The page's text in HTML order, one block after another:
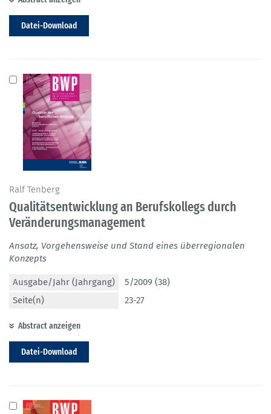
Datei-Download
Ralf Tenberg
Qualitätsentwicklung an Berufskollegs durch
Veränderungsmanagement
Ansatz, Vorgehensweise und Stand eines überregionalen
Konzepts
Ausgabe/Jahr (Jahrgang)
5/2009 (38)
Seite(n)
23-27
Abstract anzeigen
Datei-Download